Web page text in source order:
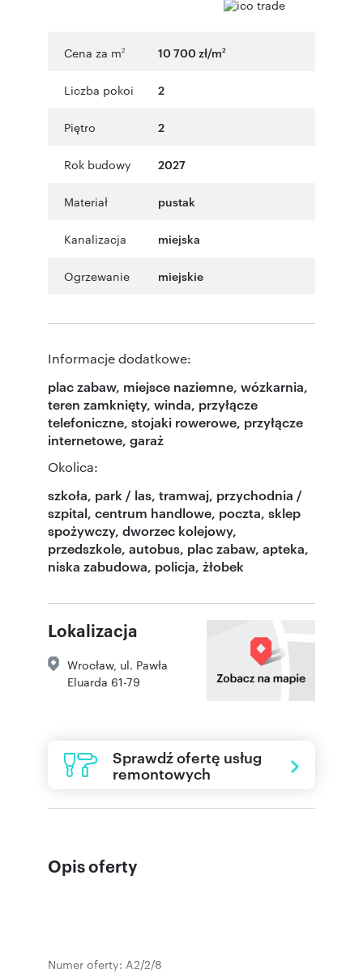
Cena za m2 10 700 zł/m2
Liczba pokoi 2
Piętro 2
Rok budowy 2027
Materiał pustak
Kanalizacja miejska
Ogrzewanie miejskie
Informacje dodatkowe:
plac zabaw, miejsce naziemne, wózkarnia,
teren zamknięty, winda, przyłącze
telefoniczne, stojaki rowerowe, przyłącze
internetowe, garaż
Okolica:
szkoła, park / las, tramwaj, przychodnia /
szpital, centrum handlowe, poczta, sklep
spożywczy, dworzec kolejowy,
przedszkole, autobus, plac zabaw, apteka,
niska zabudowa, policja, żłobek
Lokalizacja
Wrocław, ul. Pawła
Eluarda 61-79
Sprawdź ofertę usług
remontowych
Opis oferty
Numer oferty: A2/2/8